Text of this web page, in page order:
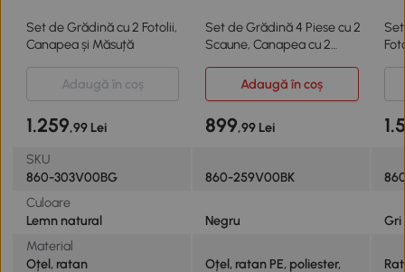
Set de Grădină cu 2 Fotolii,
Canapea și Măsuță
Set de Grădină 4 Piese cu 2
Scaune, Canapea cu 2
Adaugă în coș
Adaugă în coș
1.259,99 Lei 899,99 Lei
SKU
860-303V00BG
860-259V00BK
Culoare
Lemn natural
Negru
Gri
Material
Oțel, ratan
Oțel, ratan PE, poliester,